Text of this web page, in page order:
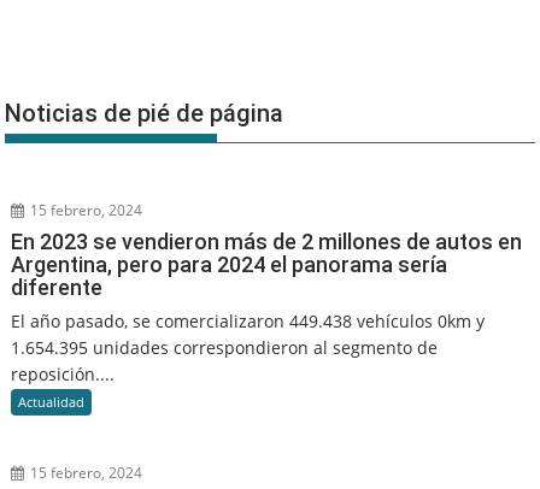
Noticias de pié de página
15 febrero, 2024
En 2023 se vendieron más de 2 millones de autos en
Argentina, pero para 2024 el panorama sería
diferente
El año pasado, se comercializaron 449.438 vehículos 0km y
1.654.395 unidades correspondieron al segmento de
reposición....
Actualidad
15 febrero, 2024